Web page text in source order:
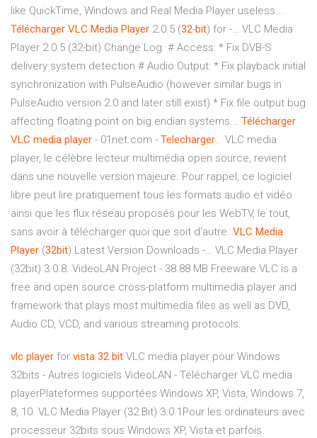
like QuickTime, Windows and Real Media Player useless...
Télécharger VLC Media Player 2.0.5 (32-bit) for -… VLC Media
Player 2.0.5 (32-bit) Change Log. # Access: * Fix DVB-S
delivery system detection # Audio Output: * Fix playback initial
synchronization with PulseAudio (however similar bugs in
PulseAudio version 2.0 and later still exist) * Fix file output bug
affecting floating point on big endian systems... Télécharger
VLC media player - 01net.com - Telecharger… VLC media
player, le célèbre lecteur multimédia open source, revient
dans une nouvelle version majeure. Pour rappel, ce logiciel
libre peut lire pratiquement tous les formats audio et vidéo
ainsi que les flux réseau proposés pour les WebTV, le tout,
sans avoir à télécharger quoi que soit d'autre. VLC Media
Player (32bit) Latest Version Downloads -… VLC Media Player
(32bit) 3.0.8. VideoLAN Project - 38.88 MB Freeware.VLC is a
free and open source cross-platform multimedia player and
framework that plays most multimedia files as well as DVD,
Audio CD, VCD, and various streaming protocols.
vlc player for vista 32 bit VLC media player pour Windows
32bits - Autres logiciels VideoLAN - Télécharger VLC media
playerPlateformes supportées Windows XP, Vista, Windows 7,
8, 10. VLC Media Player (32 Bit) 3.0.1Pour les ordinateurs avec
processeur 32bits sous Windows XP, Vista et parfois